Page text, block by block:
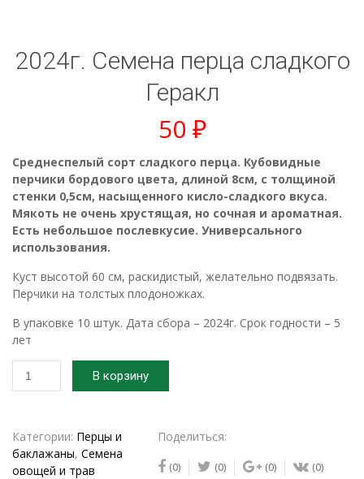
2024г. Семена перца сладкого
Геракл
50 ₽
Среднеспелый сорт сладкого перца. Кубовидные
перчики бордового цвета, длиной 8см, с толщиной
стенки 0,5см, насыщенного кисло-сладкого вкуса.
Мякоть не очень хрустящая, но сочная и ароматная.
Есть небольшое послевкусие. Универсального
использования.
Куст высотой 60 см, раскидистый, желательно подвязать.
Перчики на толстых плодоножках.
В упаковке 10 штук. Дата сбора – 2024г. Срок годности – 5
лет
Количество
товара
перца
сладкого
Геракл
В корзину
Категории: Перцы и
баклажаны, Семена
овощей и трав
Поделиться:
(0) (0) (0) (0)